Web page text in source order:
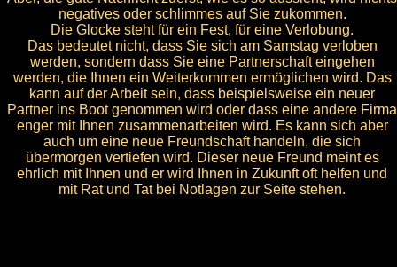
negatives oder schlimmes auf Sie zukommen.
Die Glocke steht für ein Fest, für eine Verlobung.
Das bedeutet nicht, dass Sie sich am Samstag verloben
werden, sondern dass Sie eine Partnerschaft eingehen
werden, die Ihnen ein Weiterkommen ermöglichen wird. Das
kann auf der Arbeit sein, dass beispielsweise ein neuer
Partner ins Boot genommen wird oder dass eine andere Firma
enger mit Ihnen zusammenarbeiten wird. Es kann sich aber
auch um eine neue Freundschaft handeln, die sich
übermorgen vertiefen wird. Dieser neue Freund meint es
ehrlich mit Ihnen und er wird Ihnen in Zukunft oft helfen und
mit Rat und Tat bei Notlagen zur Seite stehen.